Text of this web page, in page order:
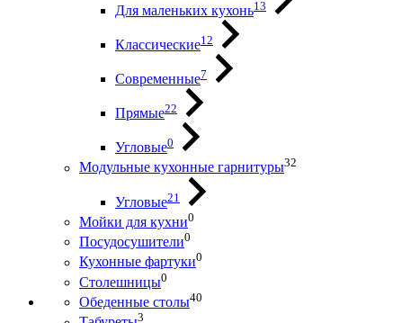
Для маленьких кухонь13
Классические12
Современные7
Прямые22
Угловые0
Модульные кухонные гарнитуры32
Угловые21
Мойки для кухни0
Посудосушители0
Кухонные фартуки0
Столешницы0
Обеденные столы40
3